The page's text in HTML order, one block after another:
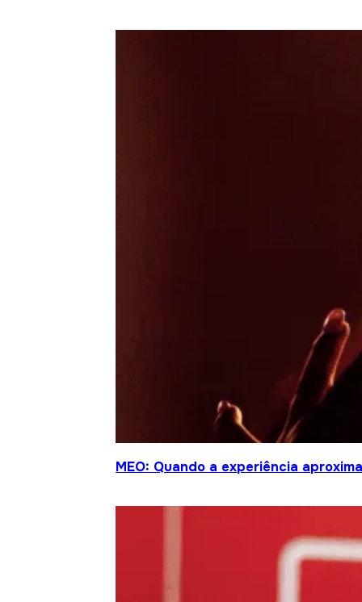
MEO: Quando a experiência